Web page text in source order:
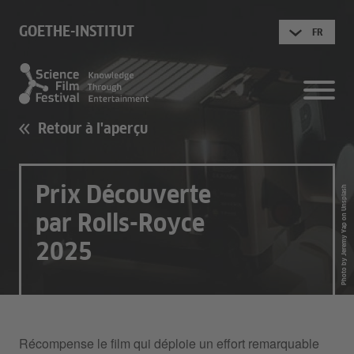
Photo by Jeremy Yap on Unsplash
GOETHE-INSTITUT FR
Retour à l'aperçu
Prix Découverte
par Rolls-Royce
2025
Récompense le film qui déploie un effort remarquable